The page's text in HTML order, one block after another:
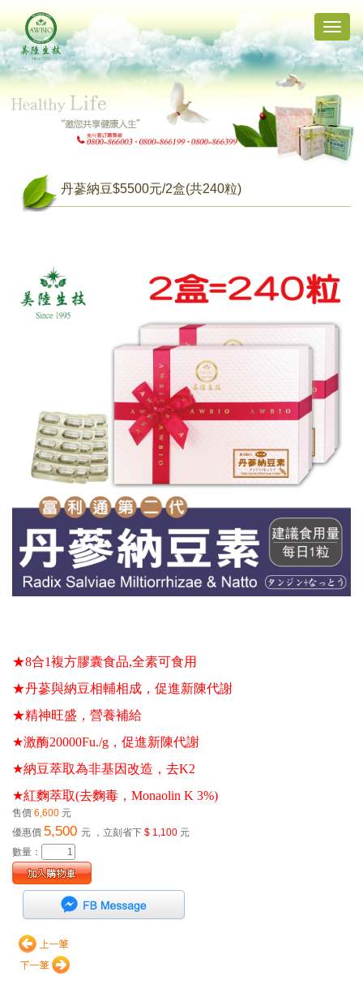
Toggle
丹蔘納豆$5500元/2盒(共240粒)
★8合1複方膠囊食品,全素可食用
★丹蔘與納豆相輔相成， 促進新陳代謝
★精神旺盛，營養補給
★激酶20000Fu./g，促進新陳代謝
★納豆萃取為非基因改造，去K2
★紅麴萃取(去麴毒，Monaolin K 3%)
售價 6,600 元
優惠價 5,500 元 ，立刻省下 $ 1,100 元
數量：